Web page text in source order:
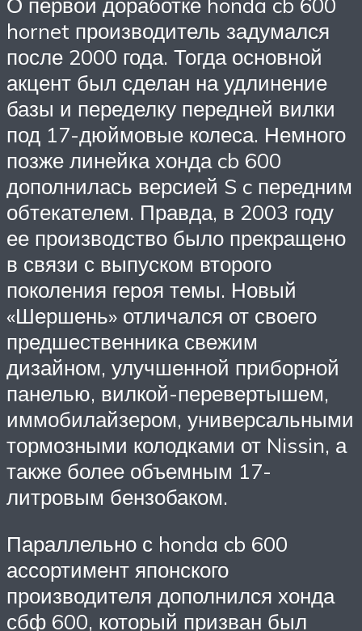
hornet производитель задумался
после 2000 года. Тогда основной
акцент был сделан на удлинение
базы и переделку передней вилки
под 17-дюймовые колеса. Немного
позже линейка хонда cb 600
дополнилась версией S c передним
обтекателем. Правда, в 2003 году
ее производство было прекращено
в связи с выпуском второго
поколения героя темы. Новый
«Шершень» отличался от своего
предшественника свежим
дизайном, улучшенной приборной
панелью, вилкой-перевертышем,
иммобилайзером, универсальными
тормозными колодками от Nissin, а
также более объемным 17-
литровым бензобаком.
Параллельно с honda cb 600
ассортимент японского
производителя дополнился хонда
сбф 600, который призван был